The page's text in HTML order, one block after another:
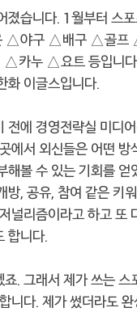
졌습니다. 1월부터 스
△야구 △배구 △골
카누 △요트 등입니다
화 이글스입니다.
전에 경영전략실 미디
에서 외신들은 어떤 방
해볼 수 있는 기회를 얻
방, 공유, 참여 같은 키
널리즘이라고 하고 또
합니다.
. 그래서 제가 쓰는 스
니다. 제가 썼더라도